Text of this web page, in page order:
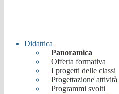
Didattica
Panoramica
Offerta formativa
I progetti delle classi
Progettazione attività
Programmi svolti